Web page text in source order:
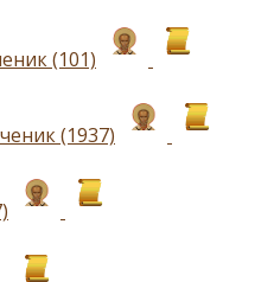
(101)
(1937)